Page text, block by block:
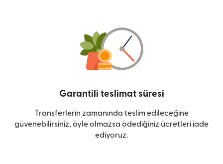
Garantili teslimat süresi
Transferlerin zamanında teslim edileceğine
güvenebilirsiniz, öyle olmazsa ödediğiniz ücretleri iade
ediyoruz.